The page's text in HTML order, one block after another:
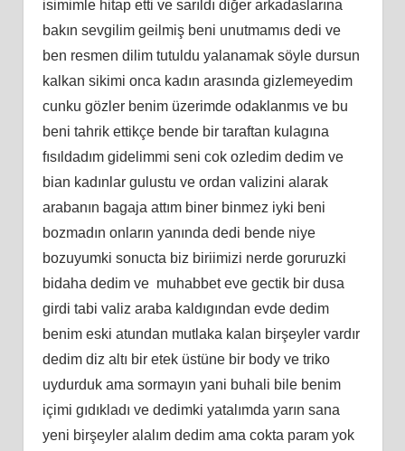
isimimle hitap etti ve sarıldı diğer arkadaslarına
bakın sevgilim geilmiş beni unutmamıs dedi ve
ben resmen dilim tutuldu yalanamak söyle dursun
kalkan sikimi onca kadın arasında gizlemeyedim
cunku gözler benim üzerimde odaklanmıs ve bu
beni tahrik ettikçe bende bir taraftan kulagına
fısıldadım gidelimmi seni cok ozledim dedim ve
bian kadınlar gulustu ve ordan valizini alarak
arabanın bagaja attım biner binmez iyki beni
bozmadın onların yanında dedi bende niye
bozuyumki sonucta biz biriimizi nerde goruruzki
bidaha dedim ve muhabbet eve gectik bir dusa
girdi tabi valiz araba kaldıgından evde dedim
benim eski atundan mutlaka kalan birşeyler vardır
dedim diz altı bir etek üstüne bir body ve triko
uydurduk ama sormayın yani buhali bile benim
içimi gıdıkladı ve dedimki yatalımda yarın sana
yeni birşeyler alalım dedim ama cokta param yok